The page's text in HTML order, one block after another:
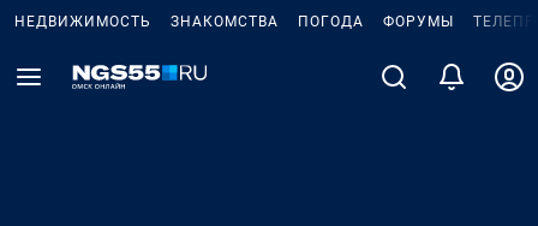
НЕДВИЖИМОСТЬ ЗНАКОМСТВА ПОГОДА ФОРУМЫ